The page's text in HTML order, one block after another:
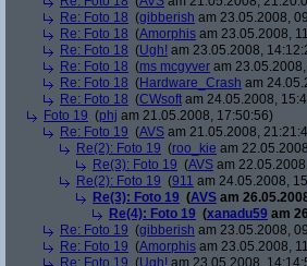
Re: Foto 18 (gibberish am 23.05.2008,
Re: Foto 18 (Amorphis am 23.05.2008,
Re: Foto 18 (Ugh! am 23.05.2008,
Re: Foto 18 (ms mcgyver am
Re: Foto 18 (Hardware_Crash am
Re: Foto 18 (CWsoft am 24.05.2008,
Foto 19 (phj am 21.05.2008, 17:50:56)
Re: Foto 19 (AVS am 21.05.2008,
Re(2): Foto 19 (roo_kie am
Re(3): Foto 19 (AVS am
Re(2): Foto 19 (911 am 24.05.2008,
Re(3): Foto 19 (AVS am
Re(4): Foto 19 (xanadu59 am
Re: Foto 19 (gibberish am 23.05.2008,
Re: Foto 19 (Amorphis am 23.05.2008,
Re: Foto 19 (Ugh! am 23.05.2008,